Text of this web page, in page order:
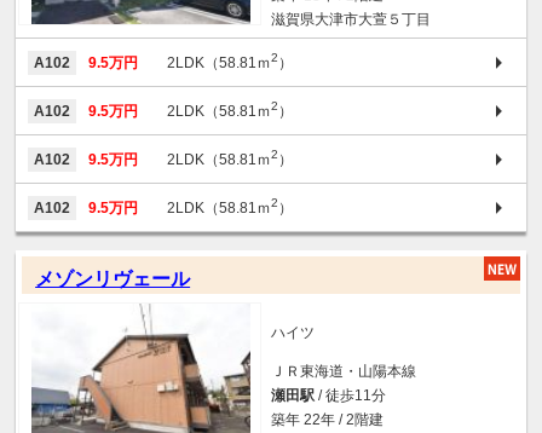
滋賀県大津市大萱５丁目
A102 9.5万円 2LDK（58.81ｍ2 ）
A102 9.5万円 2LDK（58.81ｍ2 ）
A102 9.5万円 2LDK（58.81ｍ2 ）
A102 9.5万円 2LDK（58.81ｍ2 ）
メゾンリヴェール
ハイツ
ＪＲ東海道・山陽本線
瀬田駅 / 徒歩11分
築年 22年 / 2階建